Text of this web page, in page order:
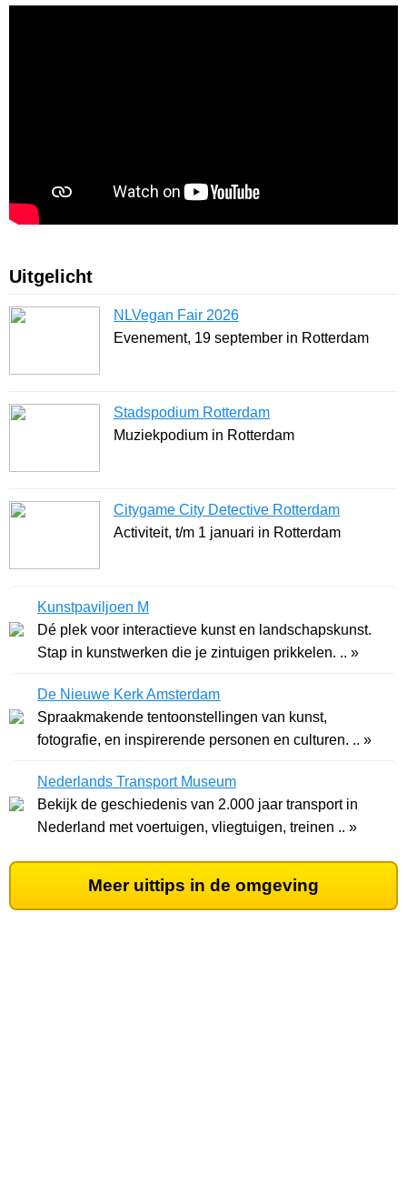
Uitgelicht
NLVegan Fair 2026
Evenement, 19 september in Rotterdam
Stadspodium Rotterdam
Muziekpodium in Rotterdam
Citygame City Detective Rotterdam
Activiteit, t/m 1 januari in Rotterdam
Kunstpaviljoen M
Dé plek voor interactieve kunst en landschapskunst.
Stap in kunstwerken die je zintuigen prikkelen. .. »
De Nieuwe Kerk Amsterdam
Spraakmakende tentoonstellingen van kunst,
fotografie, en inspirerende personen en culturen. .. »
Nederlands Transport Museum
Bekijk de geschiedenis van 2.000 jaar transport in
Nederland met voertuigen, vliegtuigen, treinen .. »
Meer uittips in de omgeving